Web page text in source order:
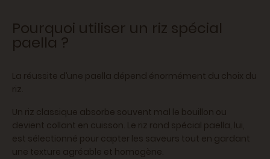
Pourquoi utiliser un riz spécial
paella ?
La réussite d’une paella dépend énormément du choix du
riz.
Un riz classique absorbe souvent mal le bouillon ou
devient collant en cuisson. Le riz rond spécial paella, lui,
est sélectionné pour capter les saveurs tout en gardant
une texture agréable et homogène.